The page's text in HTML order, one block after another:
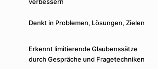
Signatur und führt dich in deine wahre
Unterschied – und mein USP.
Denkt in Problemen, Lösungen, Zielen
Erkennt limitierende Glaubenssätze
durch Gespräche und Fragetechniken